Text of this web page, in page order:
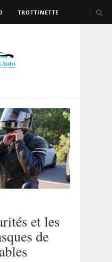
TROTTINETTE
et les
de